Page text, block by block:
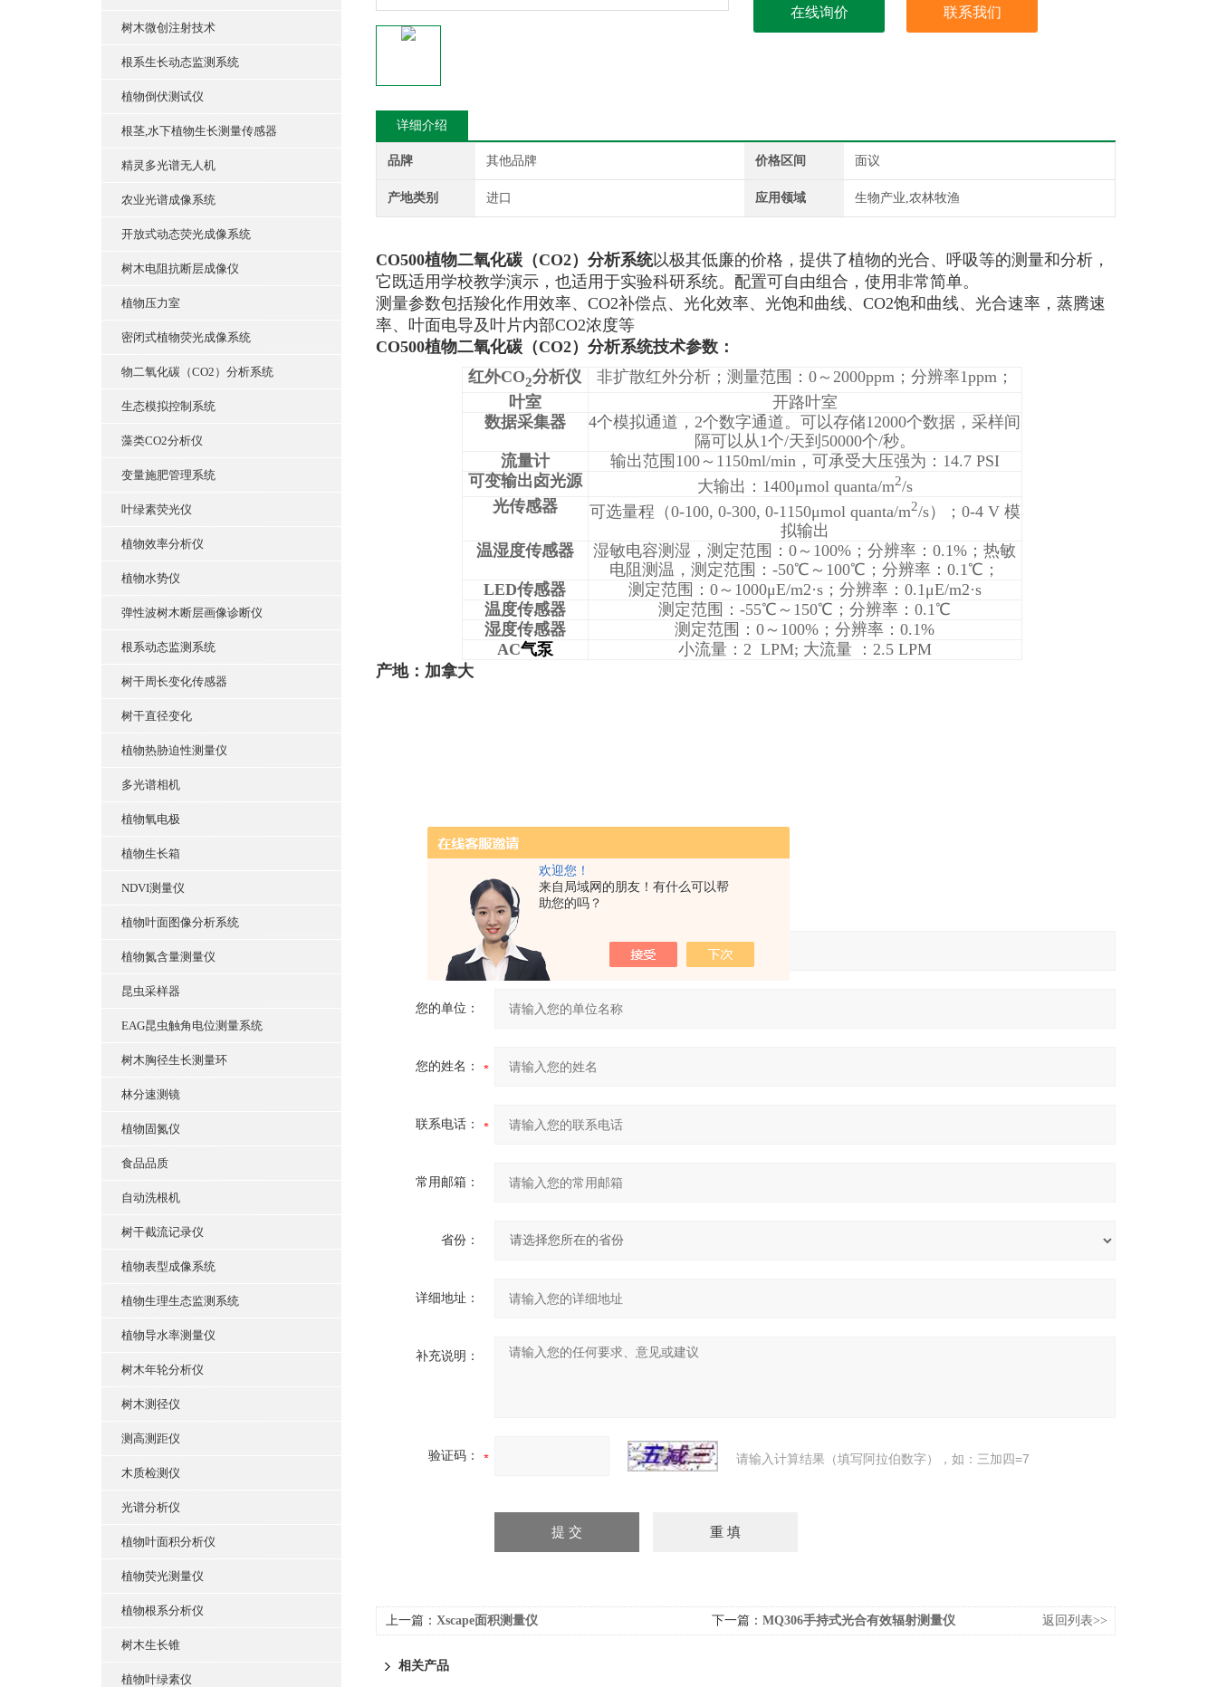
欢迎您！
来自局域网的朋友！有什么可以帮
助您的吗？
树木微创注射技术
根系生长动态监测系统
植物倒伏测试仪
根茎,水下植物生长测量传感器
精灵多光谱无人机
农业光谱成像系统
开放式动态荧光成像系统
树木电阻抗断层成像仪
植物压力室
密闭式植物荧光成像系统
物二氧化碳（CO2）分析系统
生态模拟控制系统
藻类CO2分析仪
变量施肥管理系统
叶绿素荧光仪
植物效率分析仪
植物水势仪
弹性波树木断层画像诊断仪
根系动态监测系统
树干周长变化传感器
树干直径变化
植物热胁迫性测量仪
多光谱相机
植物氧电极
植物生长箱
NDVI测量仪
植物叶面图像分析系统
植物氮含量测量仪
昆虫采样器
EAG昆虫触角电位测量系统
树木胸径生长测量环
林分速测镜
植物固氮仪
食品品质
自动洗根机
树干截流记录仪
植物表型成像系统
植物生理生态监测系统
植物导水率测量仪
树木年轮分析仪
树木测径仪
测高测距仪
木质检测仪
光谱分析仪
植物叶面积分析仪
植物荧光测量仪
植物根系分析仪
树木生长锥
植物叶绿素仪
在线询价 联系我们
详细介绍
品牌 其他品牌 价格区间 面议
产地类别 进口 应用领域 生物产业,农林牧渔
CO500植物二氧化碳（CO2）分析系统以极其低廉的价格，提供了植物的光合、呼吸等的测量和分析，
它既适用学校教学演示，也适用于实验科研系统。配置可自由组合，使用非常简单。
测量参数包括羧化作用效率、CO2补偿点、光化效率、光饱和曲线、CO2饱和曲线、光合速率，蒸腾速
率、叶面电导及叶片内部CO2浓度等
CO500植物二氧化碳（CO2）分析系统技术参数：
红外CO2分析仪
非扩散红外分析；测量范围：0～2000ppm；分辨率1ppm；
叶室
开路叶室
数据采集器
4个模拟通道，2个数字通道。可以存储12000个数据，采样间
隔可以从1个/天到50000个/秒。
流量计
输出范围100～1150ml/min，可承受大压强为：14.7 PSI
可变输出卤光源
大输出：1400μmol quanta/m2/s
光传感器
可选量程（0-100, 0-300, 0-1150μmol quanta/m2/s）；0-4 V 模
拟输出
温湿度传感器
湿敏电容测湿，测定范围：0～100%；分辨率：0.1%；热敏
电阻测温，测定范围：-50℃～100℃；分辨率：0.1℃；
LED传感器
测定范围：0～1000μE/m2·s；分辨率：0.1μE/m2·s
温度传感器
测定范围：-55℃～150℃；分辨率：0.1℃
湿度传感器
测定范围：0～100%；分辨率：0.1%
AC气泵
小流量：2 LPM; 大流量 ：2.5 LPM
产地：加拿大
产品：
您的单位：
您的姓名：
联系电话：
常用邮箱：
省份：
详细地址：
补充说明：
验证码： 请输入计算结果（填写阿拉伯数字），如：三加四=7
上一篇： Xscape面积测量仪 下一篇： MQ306手持式光合有效辐射测量仪 返回列表>>
相关产品